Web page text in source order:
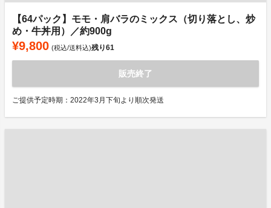
【64パック】モモ・肩バラのミックス（切り落とし、炒
め・牛丼用）／約900g
¥9,800 (税込/送料込)残り61
販売終了
ご提供予定時期：2022年3月下旬より順次発送